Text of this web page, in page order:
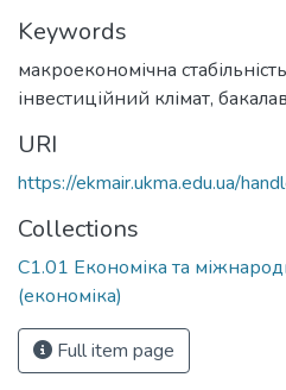
Keywords
макроекономічна стабільність
інвестиційний клімат,
URI
https://ekmair.ukma.edu.ua/
Collections
С1.01 Економіка та
(економіка)
Full item page